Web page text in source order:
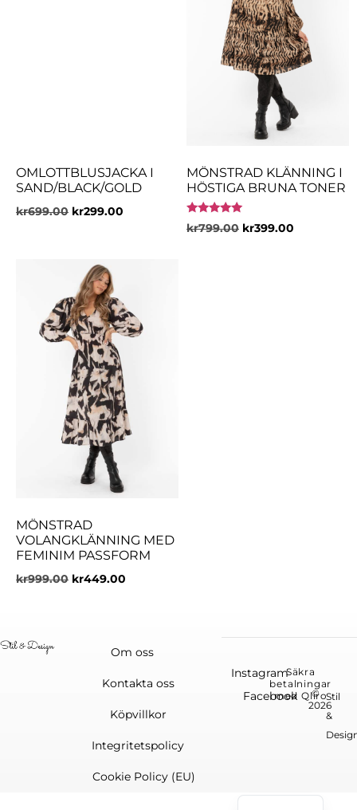
OMLOTTBLUSJACKA I
SAND/BLACK/GOLD
kr699.00 kr299.00
MÖNSTRAD KLÄNNING I
HÖSTIGA BRUNA TONER
Betygsatt
5.00
kr799.00 kr399.00
MÖNSTRAD
VOLANGKLÄNNING MED
FEMINIM PASSFORM
kr999.00 kr449.00
Om oss
Kontakta oss
Köpvillkor
Integritetspolicy
Cookie Policy (EU)
©
2026
Stil
&
Instagram
Facebook
Säkra
betalningar
med Qliro